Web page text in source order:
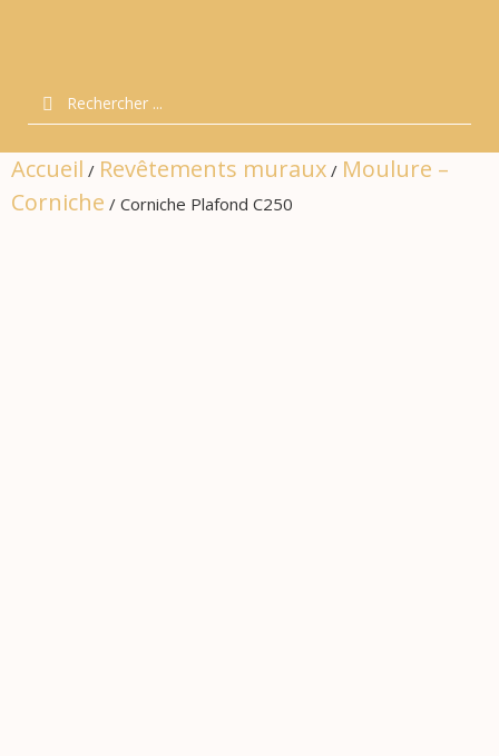
Accueil / Revêtements muraux / Moulure –
Corniche / Corniche Plafond C250